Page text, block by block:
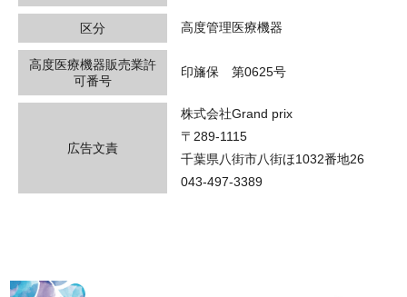
区分 高度管理医療機器
高度医療機器販売業許
可番号
印旛保 第0625号
広告文責
株式会社Grand prix
〒289-1115
千葉県八街市八街ほ1032番地26
043-497-3389